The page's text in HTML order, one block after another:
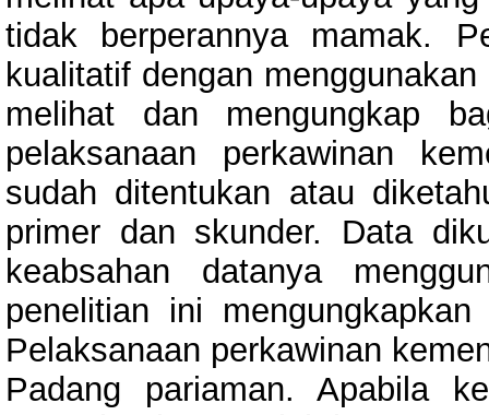
tidak berperannya mamak.
kualitatif dengan
melihat dan mengungkap
pelaksanaan perkawinan
sudah ditentukan atau
primer dan skunder. Data
keabsahan datanya
penelitian ini
Pelaksanaan perkawinan
Padang pariaman. Apabila